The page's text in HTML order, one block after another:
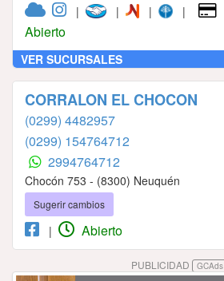
| | | |
Abierto
VER SUCURSALES
CORRALON EL CHOCON
(0299) 4482957
(0299) 154764712
2994764712
Chocón 753 - (8300) Neuquén
Sugerir cambios
| Abierto
PUBLICIDAD GCAds